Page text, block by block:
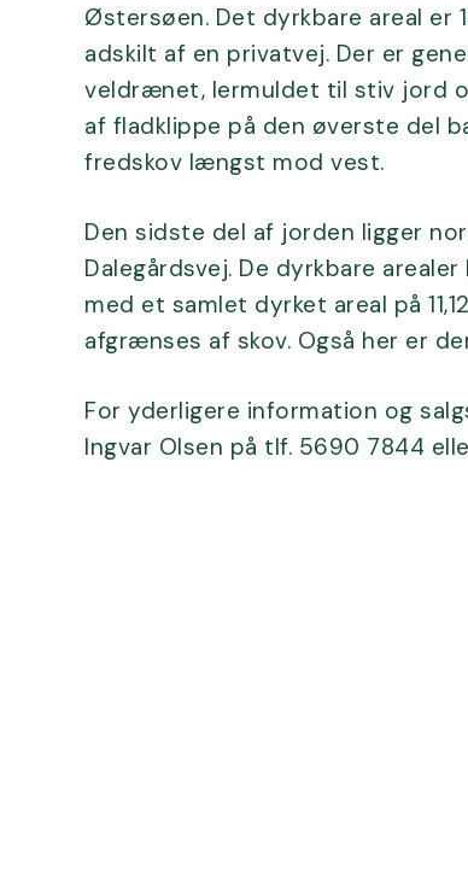
Østersøen. Det dyrkbare areal er
adskilt af en privatvej. Der er
veldrænet, lermuldet til stiv jord
af fladklippe på den øverste del
fredskov længst mod vest.
Den sidste del af jorden ligger
Dalegårdsvej. De dyrkbare
med et samlet dyrket areal på
afgrænses af skov. Også her er
For yderligere information og
Ingvar Olsen på tlf. 5690 7844